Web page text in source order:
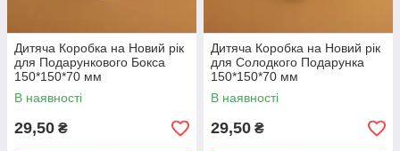
Дитяча Коробка на Новий рік
для Подарункового Бокса
150*150*70 мм
В наявності
29,50 ₴
Дитяча Коробка на Новий рік
для Солодкого Подарунка
150*150*70 мм
В наявності
29,50 ₴